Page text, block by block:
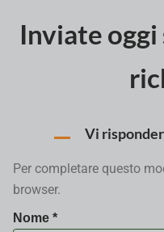
Inviate oggi
Vi
Per completare questo
browser.
Nome *